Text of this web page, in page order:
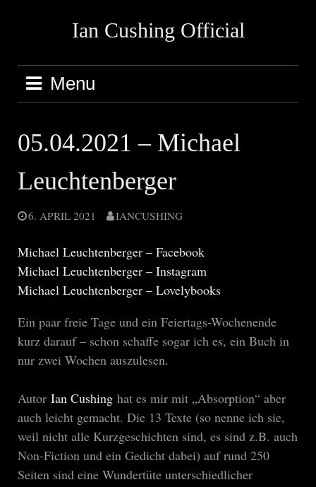
Ian Cushing Official
Menu
05.04.2021 – Michael
Leuchtenberger
6. APRIL 2021 IANCUSHING
Michael Leuchtenberger – Facebook
Michael Leuchtenberger – Instagram
Michael Leuchtenberger – Lovelybooks
Ein paar freie Tage und ein Feiertags-Wochenende
kurz darauf – schon schaffe sogar ich es, ein Buch in
nur zwei Wochen auszulesen.
Autor Ian Cushing hat es mir mit „Absorption“ aber
auch leicht gemacht. Die 13 Texte (so nenne ich sie,
weil nicht alle Kurzgeschichten sind, es sind z.B. auch
Non-Fiction und ein Gedicht dabei) auf rund 250
Seiten sind eine Wundertüte unterschiedlicher